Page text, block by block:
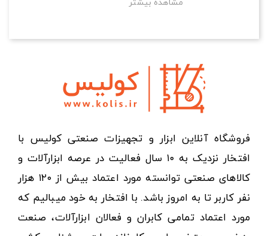
مشاهده بیشتر
فروشگاه آنلاین ابزار و تجهیزات صنعتی کولیس با
افتخار نزدیک به ۱۰ سال فعالیت در عرصه ابزارآلات و
کالاهای صنعتی توانسته مورد اعتماد بیش از ۱۲۰ هزار
نفر کاربر تا به امروز باشد. با افتخار به خود میبالیم که
مورد اعتماد تمامی کابران و فعالان ابزارآلات، صنعت